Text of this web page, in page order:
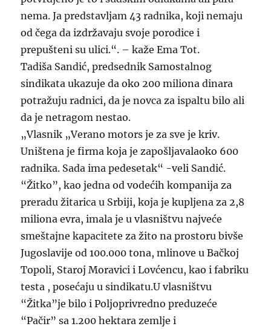
nema. Ja predstavljam 43 radnika, koji nemaju
od čega da izdržavaju svoje porodice i
prepušteni su ulici.“. – kaže Ema Tot.
Tadiša Sandić, predsednik Samostalnog
sindikata ukazuje da oko 200 miliona dinara
potražuju radnici, da je novca za ispaltu bilo ali
da je netragom nestao.
„Vlasnik „Verano motors je za sve je kriv.
Uništena je firma koja je zapošljavalaoko 600
radnika. Sada ima pedesetak“ -veli Sandić.
“Žitko”, kao jedna od vodećih kompanija za
preradu žitarica u Srbiji, koja je kupljena za 2,8
miliona evra, imala je u vlasništvu najveće
smeštajne kapacitete za žito na prostoru bivše
Jugoslavije od 100.000 tona, mlinove u Bačkoj
Topoli, Staroj Moravici i Lovćencu, kao i fabriku
testa , posećaju u sindikatu.U vlasništvu
“Žitka”je bilo i Poljoprivredno preduzeće
“Pačir” sa 1.200 hektara zemlje i